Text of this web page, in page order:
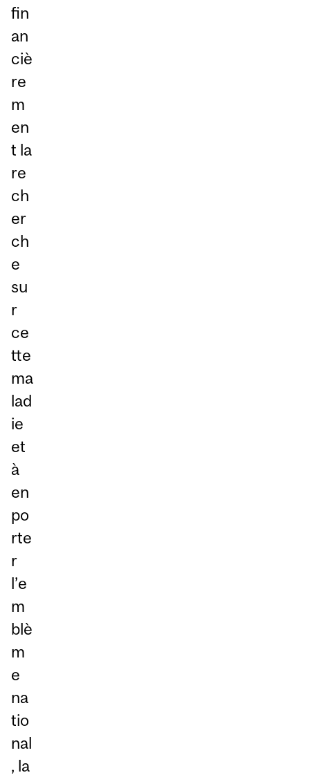
fin
an
ciè
re
m
en
t la
re
ch
er
ch
e
su
r
ce
tte
ma
lad
ie
et
à
en
po
rte
r
l’e
m
blè
m
e
na
tio
nal
, la